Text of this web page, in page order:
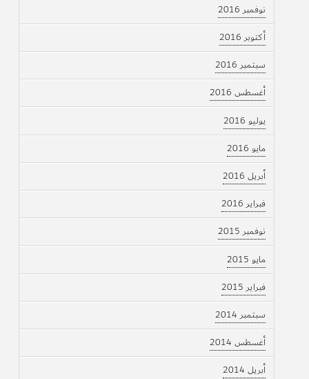
نوفمبر 2016
أكتوبر 2016
سبتمبر 2016
أغسطس 2016
يوليو 2016
مايو 2016
أبريل 2016
فبراير 2016
نوفمبر 2015
مايو 2015
فبراير 2015
سبتمبر 2014
أغسطس 2014
أبريل 2014